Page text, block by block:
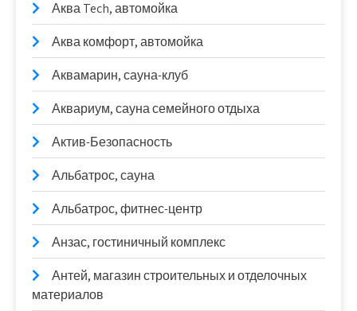
Аква Tech, автомойка
Аква комфорт, автомойка
Аквамарин, сауна-клуб
Аквариум, сауна семейного отдыха
Актив-Безопасность
Альбатрос, сауна
Альбатрос, фитнес-центр
Анзас, гостиничный комплекс
Антей, магазин строительных и отделочных
материалов